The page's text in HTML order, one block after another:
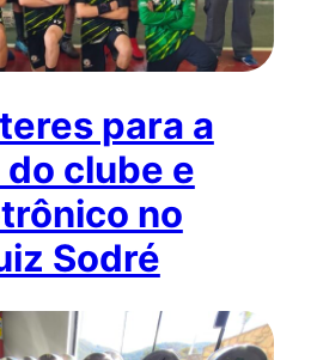
para a
clube e
no
Sodré